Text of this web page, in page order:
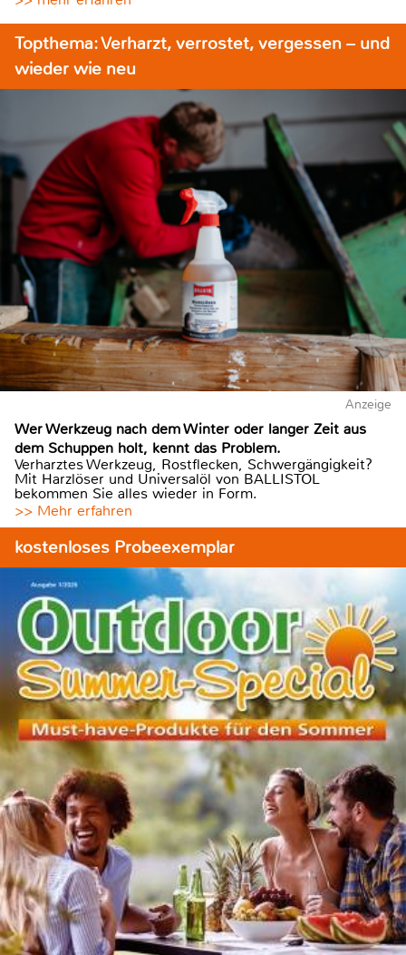
Topthema: Verharzt, verrostet, vergessen – und
wieder wie neu
Anzeige
Wer Werkzeug nach dem Winter oder langer Zeit aus
dem Schuppen holt, kennt das Problem.
Verharztes Werkzeug, Rostflecken, Schwergängigkeit?
Mit Harzlöser und Universalöl von BALLISTOL
bekommen Sie alles wieder in Form.
>> Mehr erfahren
kostenloses Probeexemplar